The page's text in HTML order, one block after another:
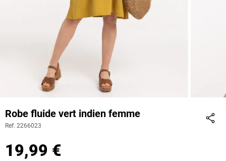
Robe fluide vert indien femme
Ref. 2266023
19,99 €